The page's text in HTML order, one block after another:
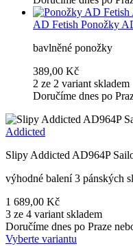
AD Fetish Ponožky
bavlněné ponožky
389,00 Kč
2 ze 2 variant skladem
Doručíme dnes po
Addicted
Slipy Addicted AD964P
výhodné balení 3 pánských
1 689,00 Kč
3 ze 4 variant skladem
Doručíme dnes po Praze
Vyberte variantu